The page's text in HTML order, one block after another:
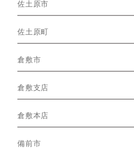
佐土原市
佐土原町
倉敷市
倉敷支店
倉敷本店
備前市